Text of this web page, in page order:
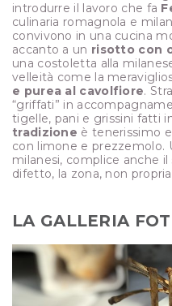
introdurre il lavoro che fa
culinaria romagnola e
convivono in una cucina
accanto a un risotto con
una costoletta alla
velleità come la
e purea al cavolfiore.
“griffati” in
tigelle, pani e grissini fatti
tradizione è tenerissimo
con limone e prezzemolo.
milanesi, complice anche il
difetto, la zona, non
LA GALLERIA